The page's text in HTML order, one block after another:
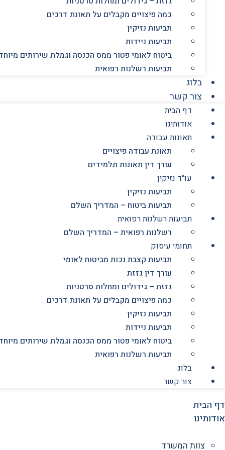
כמה פיצויים מקבלים על תאונת דרכים
תביעות נזיקין
תביעות ניידות
ביטוח לאומי פטור ממס הכנסה וגמלת שירותים
תביעות רשלנות רפואית
בלוג
צור קשר
דף הבית
אודותינו
תאונות עבודה
תאונת עבודה פיצויים
עורך דין תאונות תלמידים
עו"ד נזיקין
תביעות נזיקין
תביעות ביטוח – המדריך השלם
תביעות רשלנות רפואית
רשלנות רפואית – המדריך השלם
תחומי עיסוק
תביעות קצבת נכות מביטוח לאומי
עורך דין גזזת
גזזת – גידולים ומחלות סרטניות
כמה פיצויים מקבלים על תאונת דרכים
תביעות נזיקין
תביעות ניידות
ביטוח לאומי פטור ממס הכנסה וגמלת שירותים
תביעות רשלנות רפואית
בלוג
צור קשר
דף הבית
אודותינו
צוות המשרד